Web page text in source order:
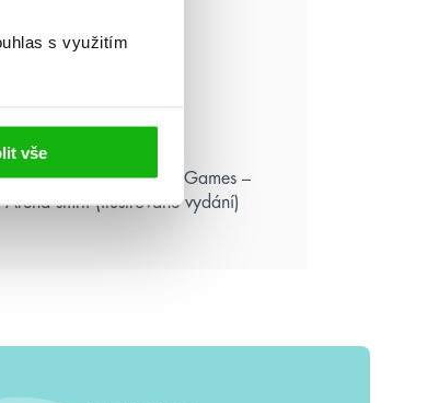
s využitím
vše
Collins: Hunger Games –
Aréna smrti (ilustrované vydání)